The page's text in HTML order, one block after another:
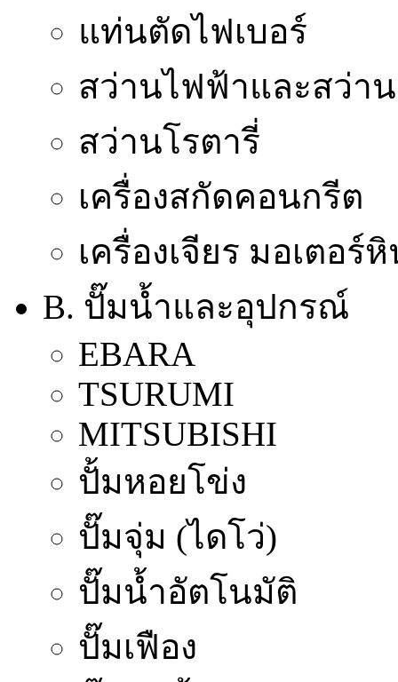
แท่นตัดไฟเบอร์
สว่านไฟฟ้าและสว่า
สว่านโรตารี่
เครื่องสกัดคอนกรีต
เครื่องเจียร มอเตอร์
B. ปั๊มน้ำและอุปกรณ์
EBARA
TSURUMI
MITSUBISHI
ปั้มหอยโข่ง
ปั๊มจุ่ม (ไดโว่)
ปั๊มน้ำอัตโนมัติ
ปั๊มเฟือง